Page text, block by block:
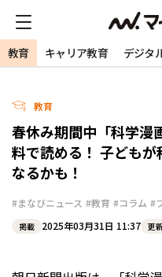
教育 キャリア教育 デジタ
教育
春休み期間中「科学漫
料で読める！ 子ども
なるかも！
#まなびニュース #教育 #コラム #
掲載 2025年03月31日 11:37 更新